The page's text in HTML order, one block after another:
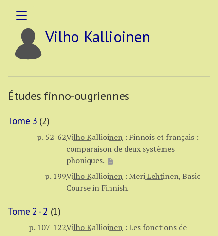
Vilho Kallioinen
Études finno-ougriennes
Tome 3 (2)
p. 52-62Vilho Kallioinen : Finnois et français :
comparaison de deux systèmes
phoniques.
p. 199Vilho Kallioinen : Meri Lehtinen, Basic
Course in Finnish.
Tome 2 - 2 (1)
p. 107-122Vilho Kallioinen : Les fonctions de